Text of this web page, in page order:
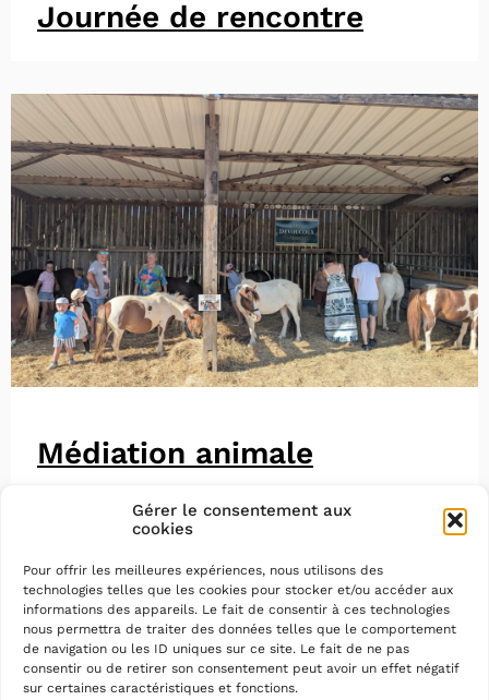
Gérer le consentement aux
cookies
Pour offrir les meilleures expériences, nous utilisons des
technologies telles que les cookies pour stocker et/ou accéder aux
informations des appareils. Le fait de consentir à ces technologies
nous permettra de traiter des données telles que le comportement
de navigation ou les ID uniques sur ce site. Le fait de ne pas
consentir ou de retirer son consentement peut avoir un effet négatif
sur certaines caractéristiques et fonctions.
Journée de rencontre
Médiation animale